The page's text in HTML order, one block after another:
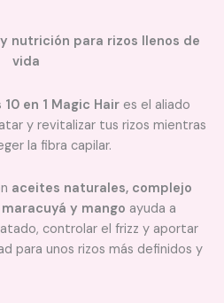
nutrición para rizos llenos de
vida
en 1 Magic Hair es el aliado
y revitalizar tus rizos mientras
la fibra capilar.
aceites naturales, complejo
y mango ayuda a
controlar el frizz y aportar
para unos rizos más definidos y